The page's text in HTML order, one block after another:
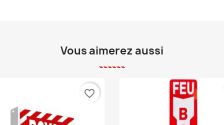
Vous aimerez aussi
favorite_border